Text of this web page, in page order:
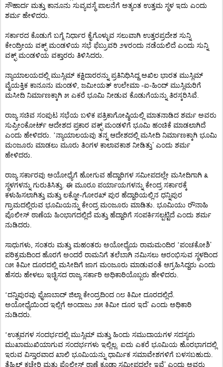
ಸೌಹಾರ್ದ ಮತ್ತು ಕಾನೂನು ಸುವ್ಯವಸ್ಥೆ ಪಾಲನೆಗೆ ಅತ್ಯಂತ ಉತ್ತಮ ಸ್ಥಳ ಇದು ಎಂದು
ಶರ್ಮ ಹೇಳಿದರು.
ಸರ್ಕಾರದ ಕೊಡುಗೆ ಬಗ್ಗೆ ನಿರ್ಧಾರ ಕೈಗೊಳ್ಳುವ ಸಲುವಾಗಿ ಉತ್ತರಪ್ರದೇಶ ಸುನ್ನಿ
ಕೇಂದ್ರೀಯ ವಕ್ಫ್ ಮಂಡಳಿಯ ಸಭೆ ಫೆಬ್ರುವರಿ ೨೪ರಂದು ನಡೆಯಲಿದೆ ಎಂದು ಸುನ್ನಿ
ವಕ್ಫ್ ಮಂಡಳಿಯ ವಕ್ತಾರರು ತಿಳಿಸಿದರು.
ನ್ಯಾಯಾಲಯದಲ್ಲಿ ಮುಸ್ಲಿಮ್ ಕಕ್ಷಿದಾರರನ್ನು ಪ್ರತಿನಿಧಿಸಿದ್ದ ಅಖಿಲ ಭಾರತ ಮುಸ್ಲಿಮ್
ವೈಯಕ್ತಿಕ ಕಾನೂನು ಮಂಡಳಿ, ಜಮೀಯತ್ ಉಲೇಮಾ -ಐ-ಹಿಂದ್ ಮುಸ್ಲಿಮರಿಗೆ
ಮಸೀದಿ ನಿರ್ಮಾಣಕ್ಕಾಗಿ ೫ ಎಕರೆ ಭೂಮಿ ನೀಡುವ ಕೊಡುಗೆಯನ್ನು ತಿರಸ್ಕರಿಸಿವೆ.
ರಾಜ್ಯ ಸಚಿವ ಸಂಪುಟ ಸಭೆಯ ಬಳಿಕ ಪತ್ರಿಕಾಗೋಷ್ಠಿಯಲ್ಲಿ ಮಾತನಾಡಿದ ಶರ್ಮ ಅವರು
ಸುಪ್ರೀಂಕೋರ್ಟ್ ಆದೇಶದ ಪ್ರಕಾರ ವಕ್ಫ್ ಮಂಡಳಿಗೆ ಭೂಮಿ ಹಂಚಿಕೆ ಮಾಡಲಾಗಿದೆ
ಎಂದು ಹೇಳಿದರು. ’ನ್ಯಾಯಾಲಯವು ತನ್ನ ಆದೇಶದಲ್ಲಿ ಮಸೀದಿ ನಿರ್ಮಾಣಕ್ಕಾಗಿ ಭೂಮಿ
ಮಂಜೂರು ಮಾಡಲು ಮೂರು ತಿಂಗಳ ಕಾಲಾವಕಾಶ ನೀಡಿತ್ತು’ ಎಂದು ಶರ್ಮ
ಹೇಳಿದರು.
ರಾಜ್ಯ ಸರ್ಕಾರವು ಅಯೋಧ್ಯೆಗೆ ಹೋಗುವ ಹೆದ್ದಾರಿಗಳ ಸಮೀಪದಲ್ಲೇ ಮಸೀದಿಗಾಗಿ ೩
ಸ್ಥಳಗಳನ್ನು ಗುರುತಿಸಿತ್ತು. ಈ ಮೂರೂ ಪರ್ಯಾಯಗಳನ್ನು ಕೇಂದ್ರ ಸರ್ಕಾರಕ್ಕೆ
ಕಳುಹಿಸಲಾಗಿತ್ತು ಮತ್ತು ಲಕ್ನೋ-ಗೋರಖ್ ಪುರ ಹೆದ್ದಾರಿಯಲ್ಲಿನ ಧನ್ನಿಪುರ
ಗ್ರಾಮದಲ್ಲಿರುವ ಭೂಮಿಯನ್ನು ಕೇಂದ್ರ ಮಂಜೂರು ಮಾಡಿತು. ಭೂಮಿಯು ರೌನಾಹಿ
ಪೊಲೀಸ್ ಠಾಣೆಯ ಹಿಂಭಾಗದಲ್ಲಿದೆ ಮತ್ತು ಹೆದ್ದಾರಿಗೆ ಸಂಪರ್ಕಿಸಲ್ಪಟ್ಟಿದೆ ಎಂದು ಶರ್ಮ
ನುಡಿದರು.
ಸಾಧುಗಳು, ಸಂತರು ಮತ್ತು ಮಹಂತರು ಅಯೋಧ್ಯೆಯ ರಾಮಮಂದಿರ ’ಪಂಚಕೋಶಿ’
ಪರಿಕ್ರಮದಿಂದ ಹೊರಗೆ ಅಂದರೆ ರಾಮನಿಗೆ ತಲೆಬಾಗಿ ನಮಿಸಲು ಆರಂಭಿಸುವ ಸ್ಥಳದಿಂದ
೧೫ ಕಿಮೀ ದೂರದಲ್ಲಿ ಮಸೀದಿಗೆ ಜಾಗ ಮಂಜೂರು ಮಾಡುವಂತೆ ಆಗ್ರಹಿಸಿದ್ದರು ಎಂದು
ಹೆಸರು ಹೇಳಲು ಇಚ್ಛಿಸದ ರಾಜ್ಯ ಸರ್ಕಾರಿ ಅಧಿಕಾರಿಯೊಬ್ಬರು ಹೇಳಿದರು.
‘ದನ್ನಿಪುರವು ಫೈಜಾಬಾದ್ ಜಿಲ್ಲಾ ಕೇಂದ್ರದಿಂದ ೧೮ ಕಿಮೀ ದೂರದಲ್ಲಿದೆ.
ಅಯೋಧ್ಯೆಯಿಂದ ಇಲ್ಲಿಗೆ ಅಂದಾಜು ೨೫ ಕಿಮೀ ದೂರ ಇದೆ’ ಎಂದು ಅಧಿಕಾರಿ
ನುಡಿದರು.
‘ಉತ್ಸವಗಳ ಸಂದರ್ಭದಲ್ಲಿ ಮುಸ್ಲಿಮ್ ಮತ್ತು ಹಿಂದು ಸಮುದಾಯಗಳ ಸದಸ್ಯರು
ಮುಖಾಮುಖಿಯಾಗುವ ಸಂದರ್ಭಗಳು ಇಲ್ಲಿಲ್ಲ. ಐದು ಎಕರೆ ಭೂಮಿಯ ಹೊರಭಾಗದಲ್ಲಿ
ಇರುವ ವಿಸ್ತಾರವಾದ ಖಾಲಿ ಭೂಮಿಯನ್ನು ಧಾರ್ಮಿಕ ಸಮಾವೇಶಗಳಿಗೆ ಬಳಸಬಹುದು.
ತೆಹ್ಸಿಲ್ ಕಚೇರಿ ಮತ್ತು ಪೊಲೀಸ್ ಠಾಣೆ ಕೂಡಾ ಸಮೀಪದಲ್ಲೇ ಇವೆ’ ಎಂದು ಅವರು